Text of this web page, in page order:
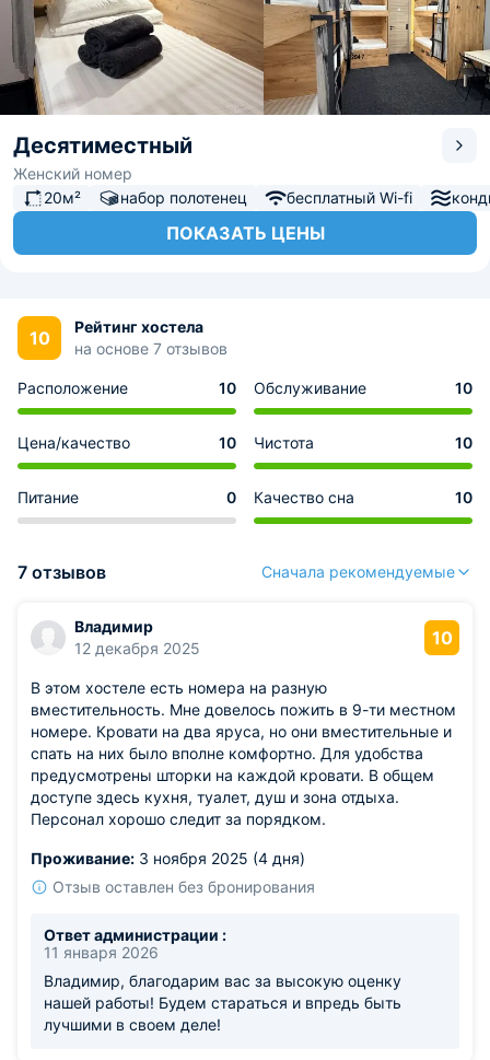
Десятиместный
Женский номер
20м²
набор полотенец бесплатный Wi-fi
ПОКАЗАТЬ ЦЕНЫ
10
Рейтинг хостела
на основе 7 отзывов
Расположение 10 Обслуживание 10
Цена/качество 10 Чистота 10
Питание 0 Качество сна 10
7 отзывов Сначала рекомендуемые
Владимир
12 декабря 2025
10
В этом хостеле есть номера на разную
вместительность. Мне довелось пожить в 9-ти местном
номере. Кровати на два яруса, но они вместительные и
спать на них было вполне комфортно. Для удобства
предусмотрены шторки на каждой кровати. В общем
доступе здесь кухня, туалет, душ и зона отдыха.
Персонал хорошо следит за порядком.
Проживание: 3 ноября 2025 (4 дня)
Отзыв оставлен без бронирования
Ответ администрации :
11 января 2026
Владимир, благодарим вас за высокую оценку
нашей работы! Будем стараться и впредь быть
лучшими в своем деле!